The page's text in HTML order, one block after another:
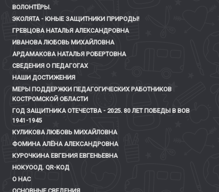
ВОЛОНТЁРЫ.
ЭКОЛЯТА - ЮНЫЕ ЗАЩИТНИКИ ПРИРОДЫ!
ГРЕВЦОВА НАТАЛЬЯ АЛЕКСАНДРОВНА
ИВАНОВА ЛЮБОВЬ МИХАЙЛОВНА
АРДАМАКОВА НАТАЛЬЯ РОБЕРТОВНА
СВЕДЕНИЯ О ПЕДАГОГАХ
НАШИ ДОСТИЖЕНИЯ
МЕРЫ ПОДДЕРЖКИ ПЕДАГОГИЧЕСКИХ РАБОТНИКОВ
КОСТРОМСКОЙ ОБЛАСТИ
ГОД ЗАЩИТНИКА ОТЕЧЕСТВА - 2025. 80 ЛЕТ ПОБЕДЫ В ВОВ
1941-1945
КУЛИКОВА ЛЮБОВЬ МИХАЙЛОВНА
ФОМИНА АЛЁНА АЛЕКСАНДРОВНА
КУРОЧКИНА ЕВГЕНИЯ ЕВГЕНЬЕВНА
НОКУООД. QR-КОД
О НАС